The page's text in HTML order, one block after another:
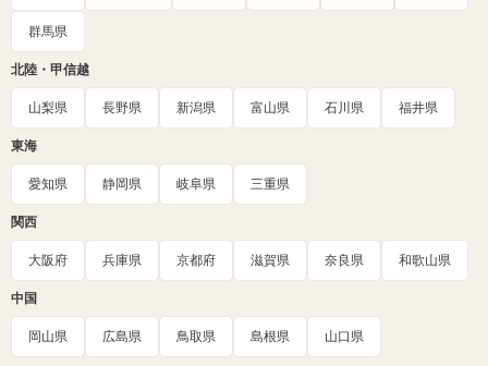
群馬県
北陸・甲信越
山梨県 長野県 新潟県 富山県 石川県 福井県
東海
愛知県 静岡県 岐阜県 三重県
関西
大阪府 兵庫県 京都府 滋賀県 奈良県 和歌山県
中国
岡山県 広島県 鳥取県 島根県 山口県